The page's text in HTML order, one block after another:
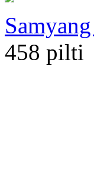
458 pilti